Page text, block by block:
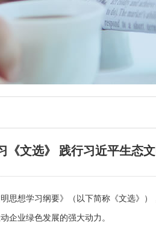
《文选》 践行习近平生态
思想学习纲要》（以下简称《文选》）
企业绿色发展的强大动力。